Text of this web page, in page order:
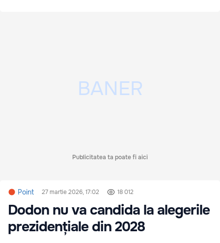
Publicitatea ta poate fi aici
Point 27 martie 2026, 17:02 18 012
Dodon nu va candida la alegerile
prezidențiale din 2028